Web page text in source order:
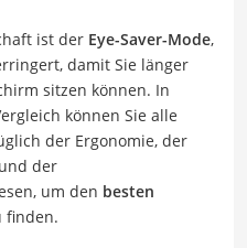
ist der Eye-Saver-Mode,
damit Sie länger
sitzen können. In
können Sie alle
der Ergonomie, der
der
um den besten
finden.